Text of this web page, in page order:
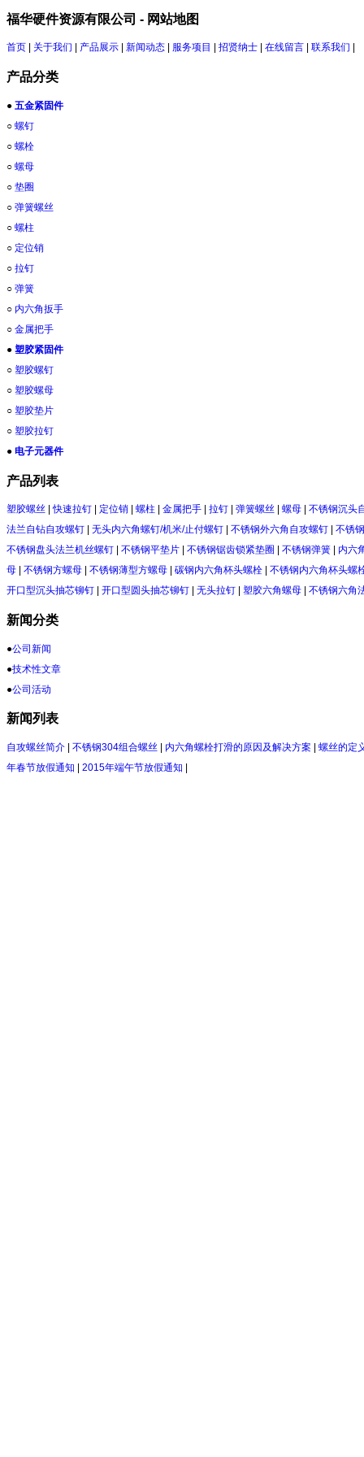
福华硬件资源有限公司 - 网站地图
首页 关于我们 产品展示 新闻动态 服务项目 招贤纳士 在线留言 联系我们
产品分类
● 五金紧固件
○ 螺钉
○ 螺栓
○ 螺母
○ 垫圈
○ 弹簧螺丝
○ 螺柱
○ 定位销
○ 拉钉
○ 弹簧
○ 内六角扳手
○ 金属把手
● 塑胶紧固件
○ 塑胶螺钉
○ 塑胶螺母
○ 塑胶垫片
○ 塑胶拉钉
● 电子元器件
产品列表
塑胶螺丝 |快速拉钉 定位销 螺柱 金属把手 拉钉 弹簧螺丝 螺母
不锈钢沉头
法兰自钻自攻螺钉
无头内六角螺钉/机米/止付螺钉 不锈钢外六角自攻螺钉
不锈
不锈钢盘头法兰机丝螺钉
不锈钢平垫片 不锈钢锯齿锁紧垫圈 不锈钢弹簧
内六
母
不锈钢方螺母 不锈钢薄型方螺母 碳钢内六角杯头螺栓
不锈钢内六角杯头螺
开口型沉头抽芯铆钉
开口型圆头抽芯铆钉 无头拉钉 塑胶六角螺母 不锈钢六角
新闻分类
●公司新闻
●技术性文章
●公司活动
新闻列表
自攻螺丝简介 不锈钢304组合螺丝 内六角螺栓打滑的原因及解决方案
螺丝的定
年春节放假通知
2015年端午节放假通知